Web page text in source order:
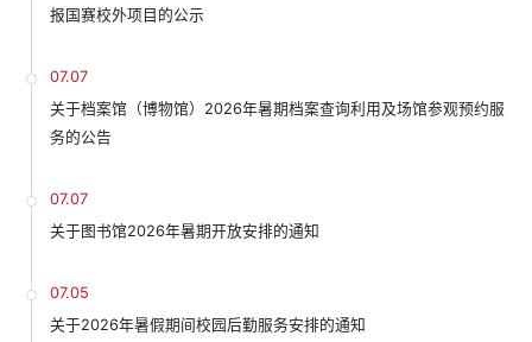
报国赛校外项目的公示
07.07
关于档案馆（博物馆）2026年暑期档案查询利用及场馆参观预约服
务的公告
07.07
关于图书馆2026年暑期开放安排的通知
07.05
关于2026年暑假期间校园后勤服务安排的通知